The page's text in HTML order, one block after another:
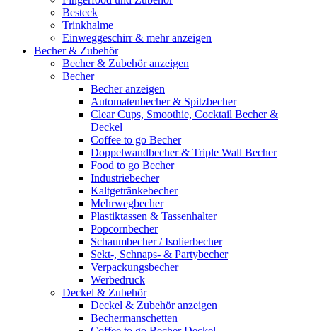
Besteck
Trinkhalme
Einweggeschirr & mehr anzeigen
Becher & Zubehör
Becher & Zubehör anzeigen
Becher
Becher anzeigen
Automatenbecher & Spitzbecher
Clear Cups, Smoothie, Cocktail Becher &
Deckel
Coffee to go Becher
Doppelwandbecher & Triple Wall Becher
Food to go Becher
Industriebecher
Kaltgetränkebecher
Mehrwegbecher
Plastiktassen & Tassenhalter
Popcornbecher
Schaumbecher / Isolierbecher
Sekt-, Schnaps- & Partybecher
Verpackungsbecher
Werbedruck
Deckel & Zubehör
Deckel & Zubehör anzeigen
Bechermanschetten